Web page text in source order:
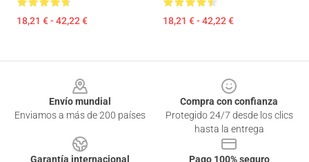
18,21 € - 42,22 € 18,21 € - 42,22 €
Envío mundial
Enviamos a más de 200 países
Compra con confianza
Protegido 24/7 desde los clics
hasta la entrega
Garantía internacional
Pago 100% seguro